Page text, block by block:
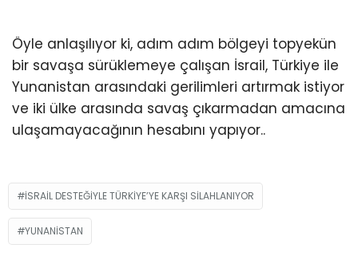
Öyle anlaşılıyor ki, adım adım bölgeyi topyekün
bir savaşa sürüklemeye çalışan İsrail, Türkiye ile
Yunanistan arasındaki gerilimleri artırmak istiyor
ve iki ülke arasında savaş çıkarmadan amacına
ulaşamayacağının hesabını yapıyor..
İSRAİL DESTEĞİYLE TÜRKİYE’YE KARŞI SİLAHLANIYOR
YUNANISTAN